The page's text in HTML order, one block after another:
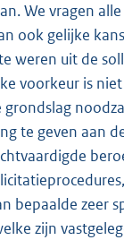
We vragen
ook gelijke
weren uit de
voorkeur is
te geven aan
bepaalde zeer
zijn